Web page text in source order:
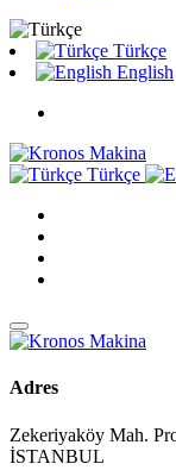
Türkçe
English
Türkçe
Adres
Zekeriyaköy Mah.
İSTANBUL